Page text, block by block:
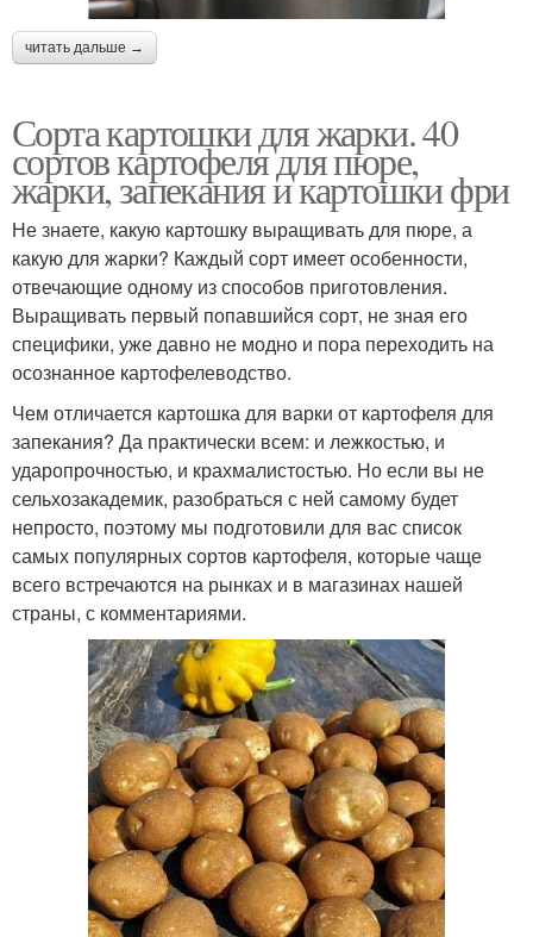
читать дальше →
Сорта картошки для жарки. 40
сортов картофеля для пюре,
жарки, запекания и картошки фри
Не знаете, какую картошку выращивать для пюре, а
какую для жарки? Каждый сорт имеет особенности,
отвечающие одному из способов приготовления.
Выращивать первый попавшийся сорт, не зная его
специфики, уже давно не модно и пора переходить на
осознанное картофелеводство.
Чем отличается картошка для варки от картофеля для
запекания? Да практически всем: и лежкостью, и
ударопрочностью, и крахмалистостью. Но если вы не
сельхозакадемик, разобраться с ней самому будет
непросто, поэтому мы подготовили для вас список
самых популярных сортов картофеля, которые чаще
всего встречаются на рынках и в магазинах нашей
страны, с комментариями.